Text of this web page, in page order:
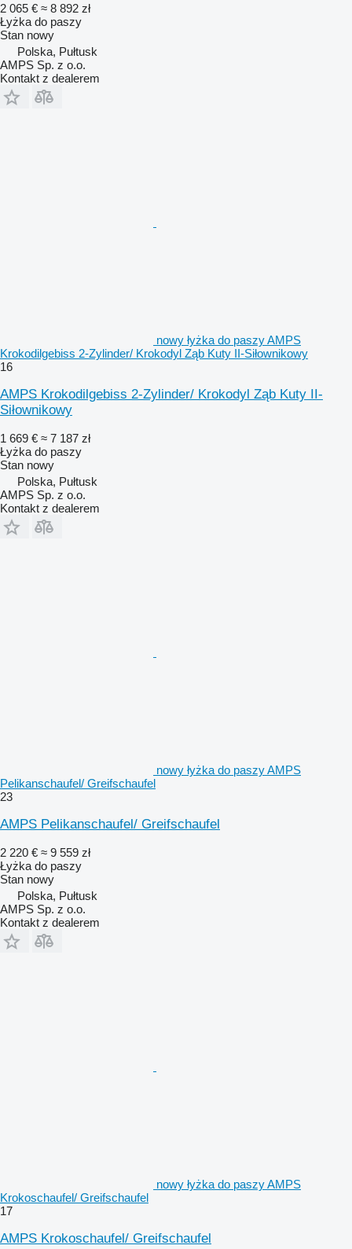
2 065 € ≈ 8 892 zł
Łyżka do paszy
Stan nowy
Polska, Pułtusk
AMPS Sp. z o.o.
Kontakt z dealerem
nowy łyżka do paszy AMPS
Krokodilgebiss 2-Zylinder/ Krokodyl Ząb Kuty II-Siłownikowy
16
AMPS Krokodilgebiss 2-Zylinder/ Krokodyl Ząb Kuty II-
Siłownikowy
1 669 € ≈ 7 187 zł
Łyżka do paszy
Stan nowy
Polska, Pułtusk
AMPS Sp. z o.o.
Kontakt z dealerem
nowy łyżka do paszy AMPS
Pelikanschaufel/ Greifschaufel
23
AMPS Pelikanschaufel/ Greifschaufel
2 220 € ≈ 9 559 zł
Łyżka do paszy
Stan nowy
Polska, Pułtusk
AMPS Sp. z o.o.
Kontakt z dealerem
nowy łyżka do paszy AMPS
Krokoschaufel/ Greifschaufel
17
AMPS Krokoschaufel/ Greifschaufel